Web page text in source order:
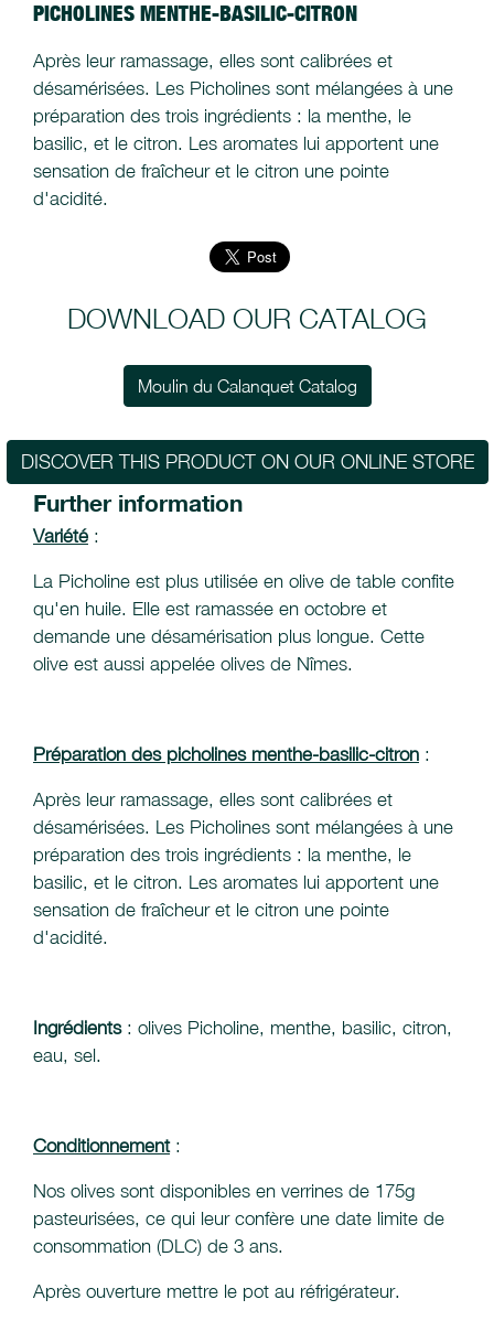
PICHOLINES MENTHE-BASILIC-CITRON
Après leur ramassage, elles sont calibrées et
désamérisées. Les Picholines sont mélangées à une
préparation des trois ingrédients : la menthe, le
basilic, et le citron. Les aromates lui apportent une
sensation de fraîcheur et le citron une pointe
d'acidité.
DOWNLOAD OUR CATALOG
Moulin du Calanquet Catalog
DISCOVER THIS PRODUCT ON OUR ONLINE STORE
Further information
Variété :
La Picholine est plus utilisée en olive de table confite
qu'en huile. Elle est ramassée en octobre et
demande une désamérisation plus longue. Cette
olive est aussi appelée olives de Nîmes.
Préparation des picholines menthe-basilic-citron :
Après leur ramassage, elles sont calibrées et
désamérisées. Les Picholines sont mélangées à une
préparation des trois ingrédients : la menthe, le
basilic, et le citron. Les aromates lui apportent une
sensation de fraîcheur et le citron une pointe
d'acidité.
Ingrédients: olives Picholine, menthe, basilic, citron,
eau, sel.
Conditionnement:
Nos olives sont disponibles en verrines de 175g
pasteurisées, ce qui leur confère une date limite de
consommation (DLC) de 3 ans.
Après ouverture mettre le pot au réfrigérateur.